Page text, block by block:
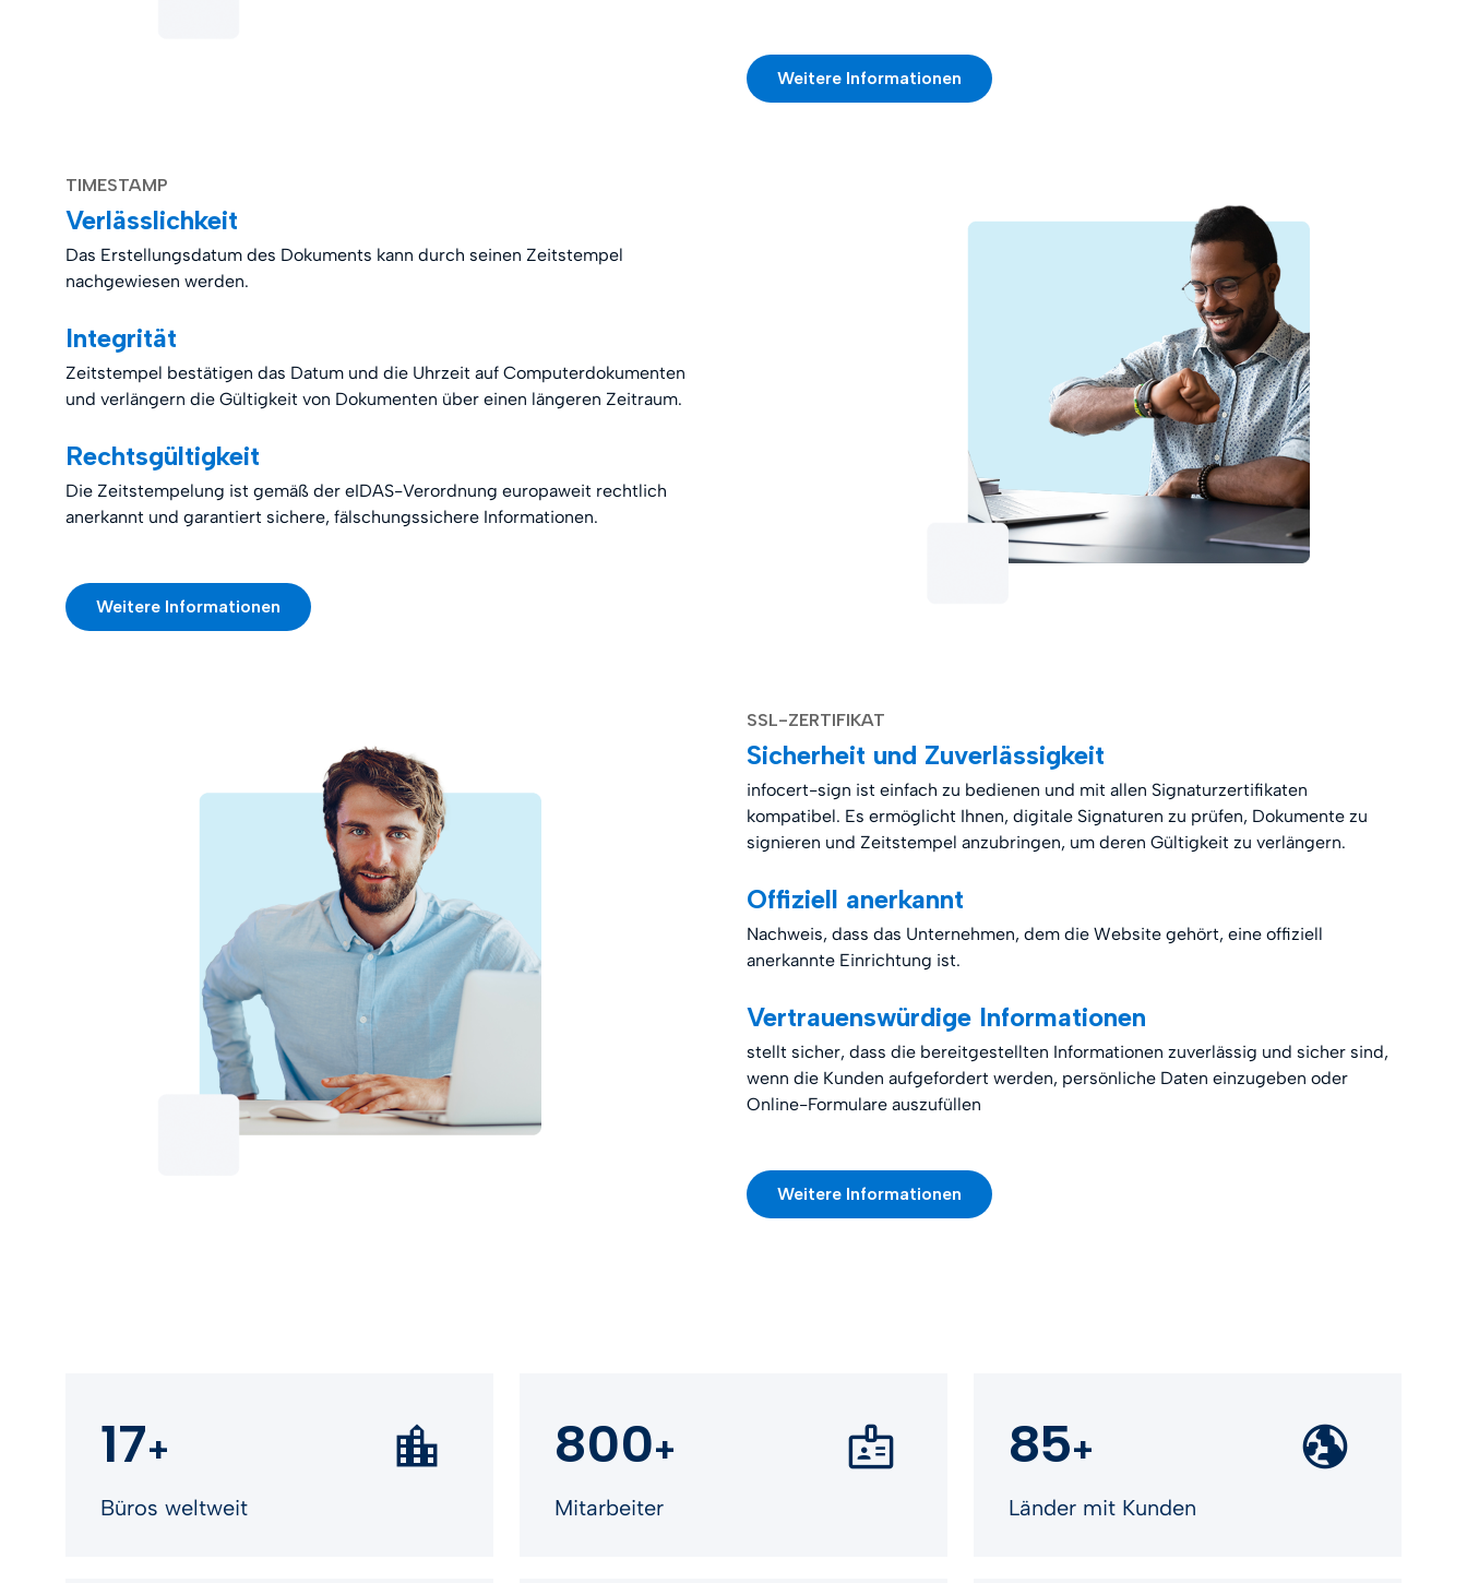
Weitere Informationen
TIMESTAMP
Verlässlichkeit
Das Erstellungsdatum des Dokuments kann durch seinen Zeitstempel
nachgewiesen werden.
Integrität
Zeitstempel bestätigen das Datum und die Uhrzeit auf Computerdokumenten
und verlängern die Gültigkeit von Dokumenten über einen längeren Zeitraum.
Rechtsgültigkeit
Die Zeitstempelung ist gemäß der eIDAS-Verordnung europaweit rechtlich
anerkannt und garantiert sichere, fälschungssichere Informationen.
Weitere Informationen
SSL-ZERTIFIKAT
Sicherheit und Zuverlässigkeit
infocert-sign ist einfach zu bedienen und mit allen Signaturzertifikaten
kompatibel. Es ermöglicht Ihnen, digitale Signaturen zu prüfen, Dokumente zu
signieren und Zeitstempel anzubringen, um deren Gültigkeit zu verlängern.
Offiziell anerkannt
Nachweis, dass das Unternehmen, dem die Website gehört, eine offiziell
anerkannte Einrichtung ist.
Vertrauenswürdige Informationen
stellt sicher, dass die bereitgestellten Informationen zuverlässig und sicher sind,
wenn die Kunden aufgefordert werden, persönliche Daten einzugeben oder
Online-Formulare auszufüllen
Weitere Informationen
17+
Büros weltweit
800+
Mitarbeiter
85+
Länder mit Kunden